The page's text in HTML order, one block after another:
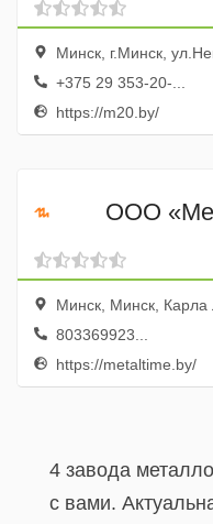
Минск, г.Минск,
+375 29 353-20-...
https://m20.by/
ООО
Минск, Минск, Карла
803369923...
https://metaltime.by/
4 завода
с вами.